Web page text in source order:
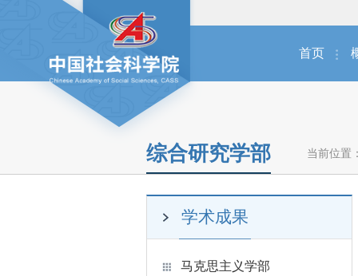
首页
综合研究学部 当前位置
学术成果
马克思主义学部